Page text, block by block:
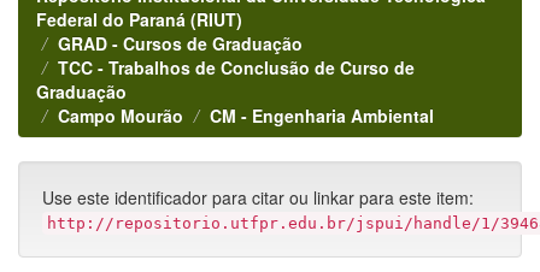
Federal do Paraná (RIUT)
GRAD - Cursos de Graduação
TCC - Trabalhos de Conclusão de Curso de
Graduação
Campo Mourão
CM - Engenharia Ambiental
Use este identificador para citar ou linkar para este item:
http://repositorio.utfpr.edu.br/jspui/handle/1/